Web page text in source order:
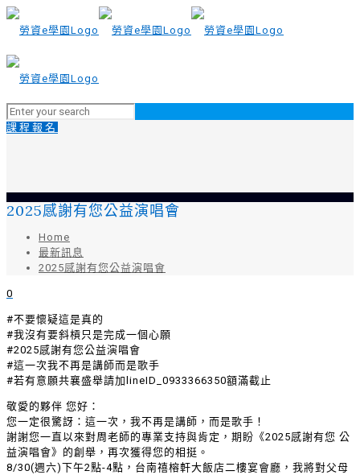
課程報名
2025感謝有您公益演唱會
Home
最新訊息
2025感謝有您公益演唱會
0
#不要懷疑這是真的
#我沒有要斜槓只是完成一個心願
#2025感謝有您公益演唱會
#這一次我不再是講師而是歌手
#若有意願共襄盛舉請加lineID_0933366350額滿截止
敬愛的夥伴 您好：
您一定很驚訝：這一次，我不再是講師，而是歌手！
謝謝您一直以來對周老師的專業支持與肯定，期盼《2025感謝有您 公
益演唱會》的創舉，再次獲得您的相挺。
8/30(週六)下午2點-4點，台南禧榕軒大飯店二樓宴會廳，我將對父母